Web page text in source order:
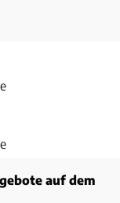
auf dem